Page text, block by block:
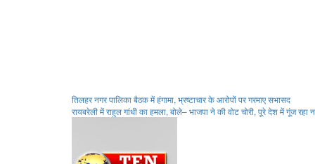
Post
navigation
तिलहर नगर पालिका बैठक में हंगामा, भ्रष्टाचार के आरोपों पर गरमाए सभासद
रायबरेली में राहुल गांधी का हमला, बोले– भाजपा ने की वोट चोरी, पूरे देश में गूंज रहा